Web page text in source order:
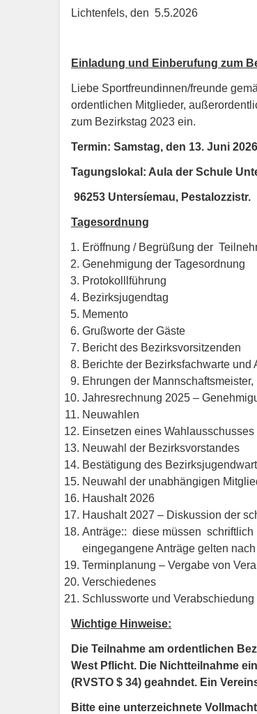
Lichtenfels, den 5.5.2026
Einladung und Einberufung zum
Liebe Sportfreundinnen/freunde
ordentlichen Mitglieder,
zum Bezirkstag 2023 ein.
Termin: Samstag, den 13. Juni
Tagungslokal: Aula der Schule
96253 Untersíemau, Pestalozzistr.
Tagesordnung
Eröffnung / Begrüßung der
Genehmigung der Tagesordnung
Protokolllführung
Bezirksjugendtag
Memento
Grußworte der Gäste
Bericht des Bezirksvorsitzenden
Berichte der Bezirksfachwarte und
Ehrungen der
Jahresrechnung 2025 –
Neuwahlen
Einsetzen eines Wahlausschusses
Neuwahl der Bezirksvorstandes
Bestätigung des
Neuwahl der unabhängigen
Haushalt 2026
Haushalt 2027 – Diskussion der
Anträge:: diese müssen schriftlich
eingegangene Anträge gelten
Terminplanung – Vergabe von
Verschiedenes
Schlussworte und Verabschiedung
Wichtige Hinweise:
Die Teilnahme am ordentlichen
West Pflicht. Die Nichtteilnahme
(RVSTO $ 34) geahndet. Ein
Bitte eine unterzeichnete